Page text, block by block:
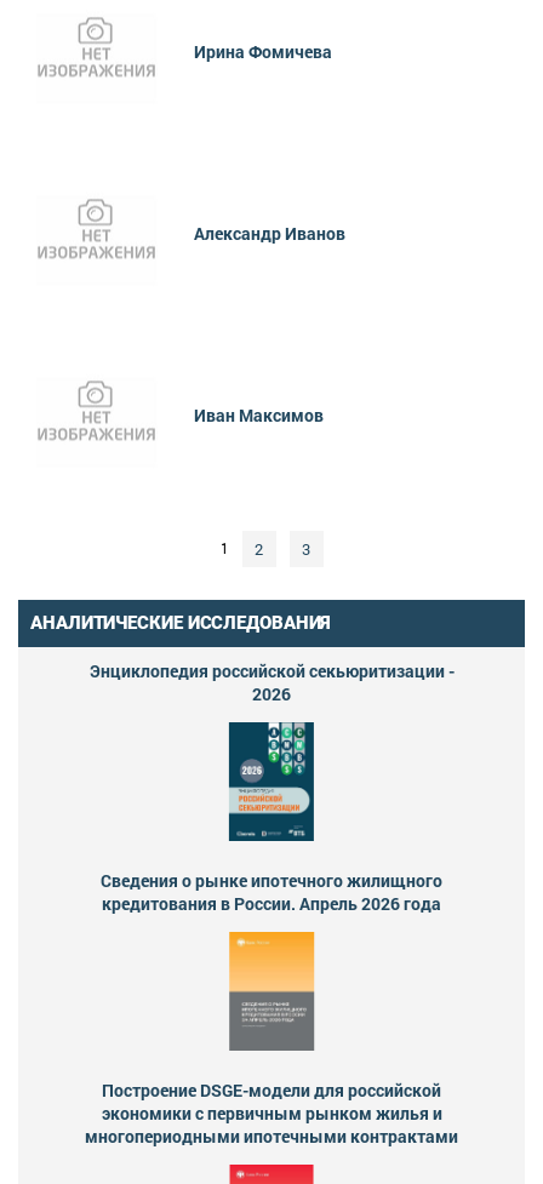
Ирина Фомичева
Александр Иванов
Иван Максимов
1 2 3
АНАЛИТИЧЕСКИЕ ИССЛЕДОВАНИЯ
Энциклопедия российской секьюритизации -
2026
Сведения о рынке ипотечного жилищного
кредитования в России. Апрель 2026 года
Построение DSGE-модели для российской
экономики с первичным рынком жилья и
многопериодными ипотечными контрактами